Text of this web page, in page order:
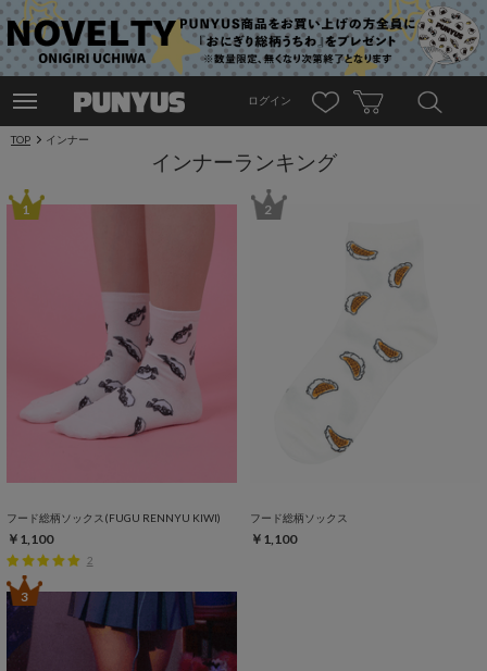
ログイン
TOP インナー
インナーランキング
1
フード総柄ソックス(FUGU RENNYU KIWI)
￥1,100
2
2
フード総柄ソックス
￥1,100
3